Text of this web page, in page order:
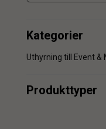
Kategorier
Uthyrning till Event &
Produkttyper